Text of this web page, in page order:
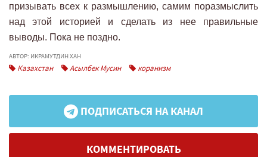
призывать всех к размышлению, самим поразмыслить
над этой историей и сделать из нее правильные
выводы. Пока не поздно.
АВТОР: ИКРАМУТДИН ХАН
Казахстан Асылбек Мусин коранизм
ПОДПИСАТЬСЯ НА КАНАЛ
КОММЕНТИРОВАТЬ